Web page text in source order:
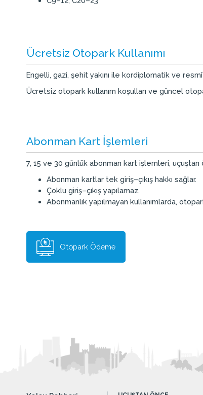
Ücretsiz Otopark Kullanımı
Engelli, gazi, şehit yakını ile kordiplomatik ve
Ücretsiz otopark kullanım koşulları ve güncel
Abonman Kart İşlemleri
7, 15 ve 30 günlük abonman kart işlemleri,
Abonman kartlar tek giriş–çıkış hakkı sağlar.
Çoklu giriş–çıkış yapılamaz.
Abonmanlık yapılmayan kullanımlarda,
Otopark Ödeme